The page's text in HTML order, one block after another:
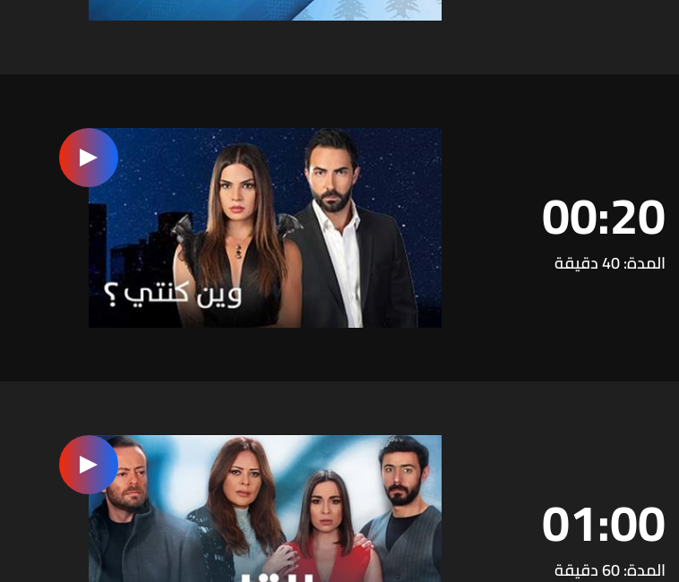
00:20
المدة: 40 دقيقة
01:00
المدة: 60 دقيقة